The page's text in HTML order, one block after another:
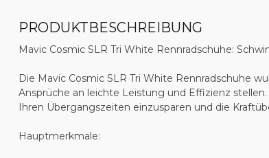
PRODUKTBESCHREIBUNG
Mavic Cosmic SLR Tri White Rennradschuhe:
Die Mavic Cosmic SLR Tri White Rennradschuhe
Ansprüche an leichte Leistung und Effizienz
Ihren Übergangszeiten einzusparen und die
Hauptmerkmale: